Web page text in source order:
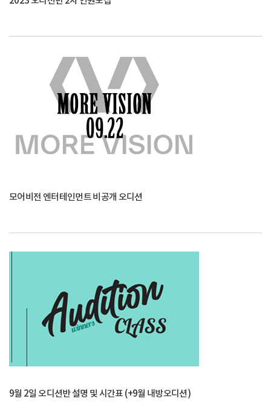
모어비전 엔터테인먼트 비공개 오디션
9월 2일 오디션반 설명 및 시간표 (+9월 내방오디션)